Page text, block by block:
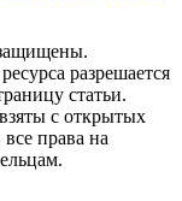
разрешается
статьи.
с открытых
права на